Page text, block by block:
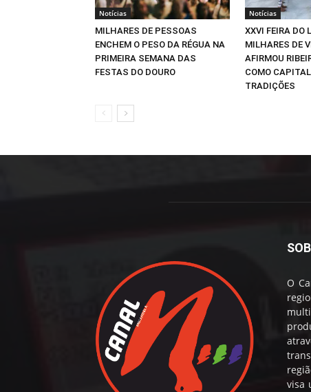
Notícias
MILHARES DE PESSOAS
ENCHEM O PESO DA RÉGUA NA
PRIMEIRA SEMANA DAS
FESTAS DO DOURO
Notícias
XXVI FEIRA DO
MILHARES DE
AFIRMOU
COMO
TRADIÇÕES
O
visa